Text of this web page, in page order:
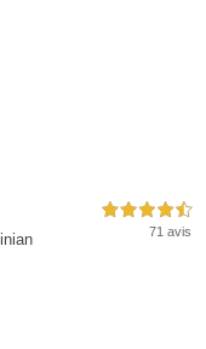
4,5 étoiles sur 5
71 avis